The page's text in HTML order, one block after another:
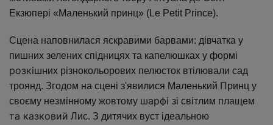
Екзюпері «Маленький принц» (Le Petit Prince).
Сцена наповнилася яскравими барвами: дівчатка у
пишних зелених спідницях та капелюшках у формі
розкішних різнокольорових пелюсток втілювали сад
троянд. Згодом на сцені з'явилися Маленький Принц у
своєму незмінному жовтому шарфі зі світлим плащем
та казковий Лис. З дитячих вуст ідеальною